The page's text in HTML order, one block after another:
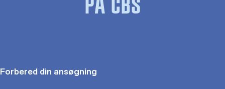
PÅ CBS
Forbered din ansøgning